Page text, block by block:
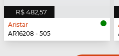
R$ 482,57
Aristar
AR16208 - 505